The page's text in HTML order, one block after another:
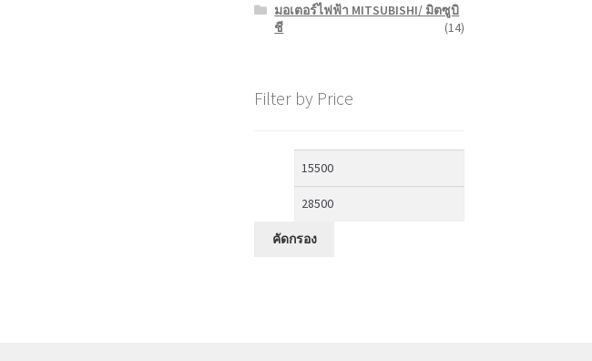
มอเตอร์ไฟฟ้า MITSUBISHI/ มิตซูบิ
ชี
(14)
Filter by Price
ราคา
คัดกรอง